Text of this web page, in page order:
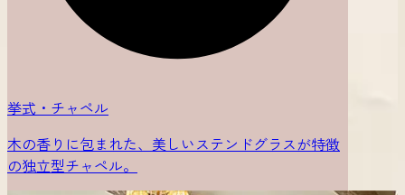
挙式・チャペル
木の香りに包まれた、美しいステンドグラスが特徴
の独立型チャペル。